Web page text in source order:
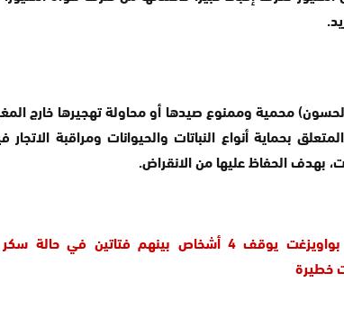
محمية وممنوع صيدها أو محاولة تهجيرها خارج
بمقتضيات القانون 05/29 المتعلق بحماية أنواع النباتات والحيوانات ومراقبة
بهدف الحفاظ عليها من الانقراض.
الدرك الملكي بواويزغت يوقف 4 أشخاص بينهم فتاتين
خطيرة